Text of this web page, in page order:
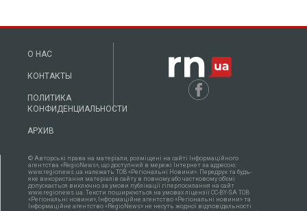
О НАС
КОНТАКТЫ
ПОЛИТИКА
КОНФИДЕНЦИАЛЬНОСТИ
АРХИВ
© Авторські права на матеріали, розміщені на сайті Інформаційного
агентства «RegioNews», що доступний в мережі Інтернет за адресою:
www.regionews.ua належать ТОВ «Регіональні Новини». Передрук та будь-
яке використання матеріалів сайту в повному або частковому об'ємі
допускається виключно за умови публікації гіперпосилання на сайт
www.regionews.ua. Тексти поширюються нa умовах ліцензії CC-BY-SA ТОВ
«Регіональні новини», Інформаційне агентство «Регіональні новини» та
Інформаційне агентство «RegioNews» не несуть жодної відповідальності